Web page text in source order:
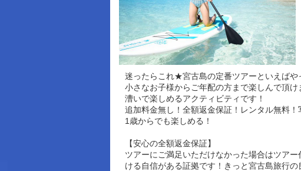
迷ったらこれ★宮古島の定番ツアーといえば
小さなお子様からご年配の方まで楽しんで頂
漕いで楽しめるアクティビティです！
追加料金無し！全額返金保証！レンタル無料
1歳からでも楽しめる！
【安心の全額返金保証】
ツアーにご満足いただけなかった場合はツア
ける自信がある証拠です！きっと宮古島旅行